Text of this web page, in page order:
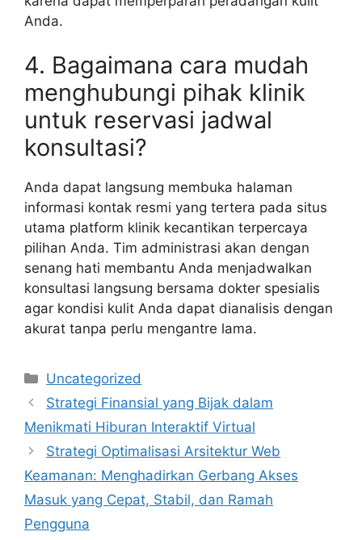
Anda.
4. Bagaimana cara mudah
menghubungi pihak klinik
untuk reservasi jadwal
konsultasi?
Anda dapat langsung membuka halaman
informasi kontak resmi yang tertera pada situs
utama platform klinik kecantikan terpercaya
pilihan Anda. Tim administrasi akan dengan
senang hati membantu Anda menjadwalkan
konsultasi langsung bersama dokter spesialis
agar kondisi kulit Anda dapat dianalisis dengan
akurat tanpa perlu mengantre lama.
Categories
Uncategorized
Strategi Finansial yang Bijak dalam
Menikmati Hiburan Interaktif Virtual
Strategi Optimalisasi Arsitektur Web
Keamanan: Menghadirkan Gerbang Akses
Masuk yang Cepat, Stabil, dan Ramah
Pengguna